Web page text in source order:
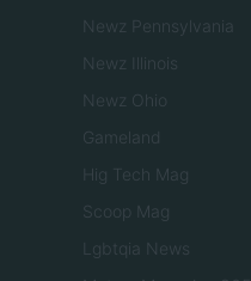
Newz Pennsylvania
Newz Illinois
Newz Ohio
Gameland
Hig Tech Mag
Scoop Mag
Lgbtqia News